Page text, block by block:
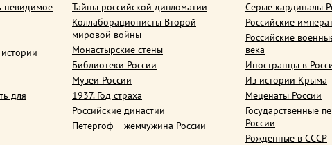
невидимое
для
Тайны российской дипломатии
Коллаборационисты Второй
мировой войны
Монастырские стены
Библиотеки России
Музеи России
1937. Год страха
Российские династии
Петергоф – жемчужина России
Серые кардиналы
Российские
Российские
века
Иностранцы в
Из истории Крыма
Меценаты России
Государственные
России
Рожденные в СССР